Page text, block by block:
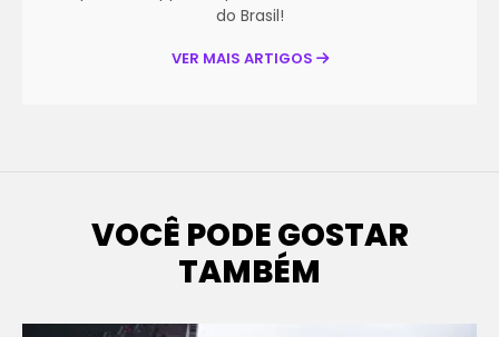
do Brasil!
VER MAIS ARTIGOS
VOCÊ PODE GOSTAR
TAMBÉM